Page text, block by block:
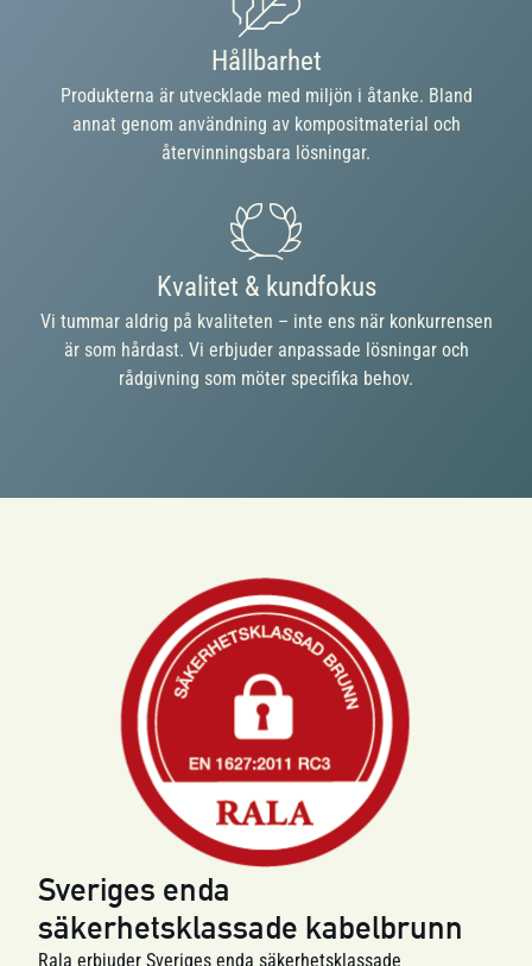
Hållbarhet
Produkterna är utvecklade med miljön i åtanke. Bland
annat genom användning av kompositmaterial och
återvinningsbara lösningar.
Kvalitet & kundfokus
Vi tummar aldrig på kvaliteten – inte ens när konkurrensen
är som hårdast. Vi erbjuder anpassade lösningar och
rådgivning som möter specifika behov.
Sveriges enda
säkerhetsklassade kabelbrunn
Rala erbjuder Sveriges enda säkerhetsklassade